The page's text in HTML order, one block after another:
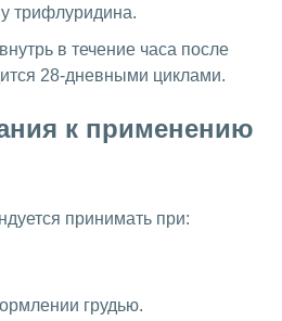
трифлуридина.
в течение часа после
28-дневными циклами.
к применению
принимать при:
грудью.